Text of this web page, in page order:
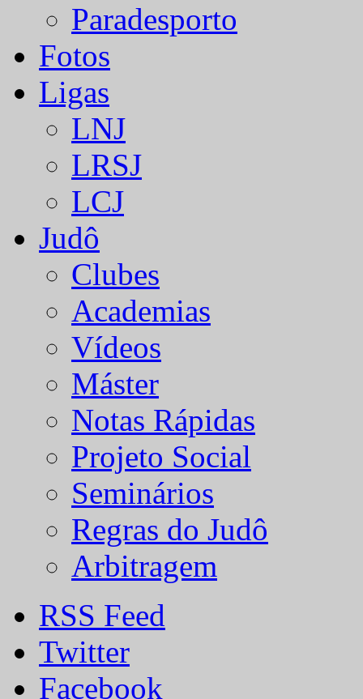
Paradesporto
Fotos
Ligas
LNJ
LRSJ
LCJ
Judô
Clubes
Academias
Vídeos
Máster
Notas Rápidas
Projeto Social
Seminários
Regras do Judô
Arbitragem
RSS Feed
Twitter
Facebook